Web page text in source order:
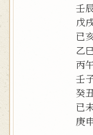
壬
戊
已
乙
丙
壬
癸
已
庚